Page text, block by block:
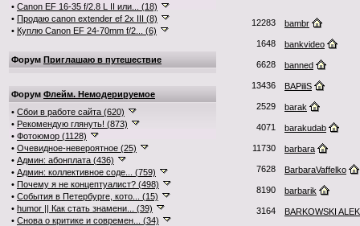
• Canon EF 16-35 f/2.8 L II или... (18)
• Продаю canon extender ef 2x III (8)
• Куплю Canon EF 24-70mm f/2... (6)
Форум Приглашаю в путешествие
Форум Флейм. Немодерируемое
• Сбои в работе сайта (620)
• Рекомендую глянуть! (873)
• Фотоюмор (1128)
• Очевидное-невероятное (25)
• Админ: абонплата (436)
• Админ: коллективное соде... (759)
• Почему я не концептуалист? (498)
• События в Петербурге, кото... (15)
• humor || Как стать знамени... (39)
• Снова о критике и современ... (34)
12283 bambr
1648 bankvideo
6628 banned
13436 BAPiliS
2529 barak
4071 barakudab
11730 barbara
7628 BarbaraVaffelko
8190 barbarik
3164 BARKOWSKI